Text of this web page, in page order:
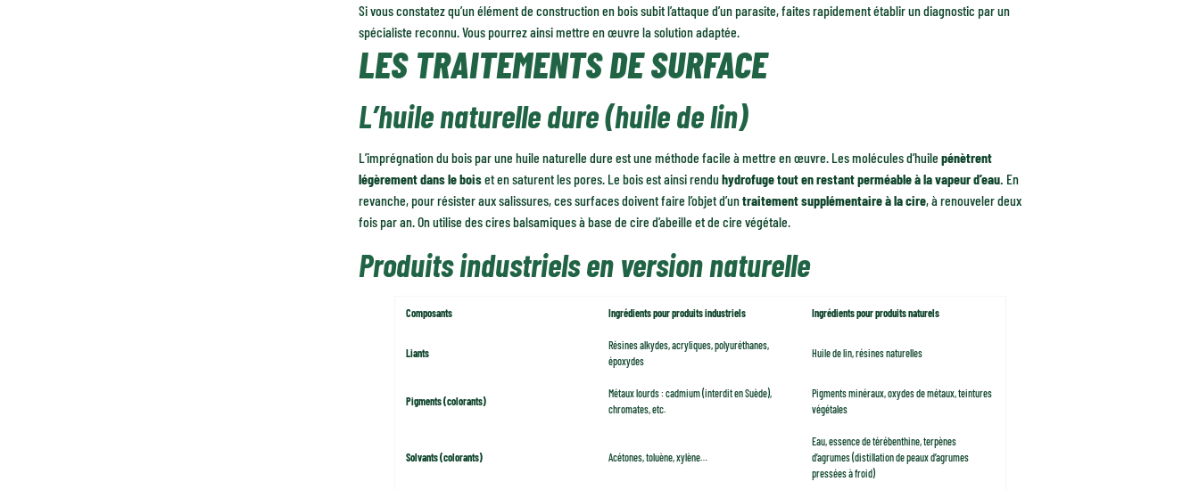
Si vous constatez qu’un élément de construction en bois subit l’attaque d’un parasite, faites rapidement établir un diagnostic par un
spécialiste reconnu. Vous pourrez ainsi mettre en œuvre la solution adaptée.
LES TRAITEMENTS DE SURFACE
L’huile naturelle dure (huile de lin)
L’imprégnation du bois par une huile naturelle dure est une méthode facile à mettre en œuvre. Les molécules d’huile pénètrent
légèrement dans le boiset en saturent les pores. Le bois est ainsi rendu hydrofuge tout en restant perméable à la vapeur d’eau. En
revanche, pour résister aux salissures, ces surfaces doivent faire l’objet d’untraitement supplémentaire à la cire, à renouveler deux
fois par an. On utilise des cires balsamiques à base de cire d’abeille et de cire végétale.
Produits industriels en version naturelle
Composants Ingrédients pour produits industriels Ingrédients pour produits naturels
Liants
Résines alkydes, acryliques, polyuréthanes,
époxydes
Huile de lin, résines naturelles
Pigments (colorants)
Métaux lourds : cadmium (interdit en Suède),
chromates, etc.
Pigments minéraux, oxydes de métaux, teintures
végétales
Solvants (colorants) Acétones, toluène, xylène…
Eau, essence de térébenthine, terpènes
d’agrumes (distillation de peaux d’agrumes
pressées à froid)